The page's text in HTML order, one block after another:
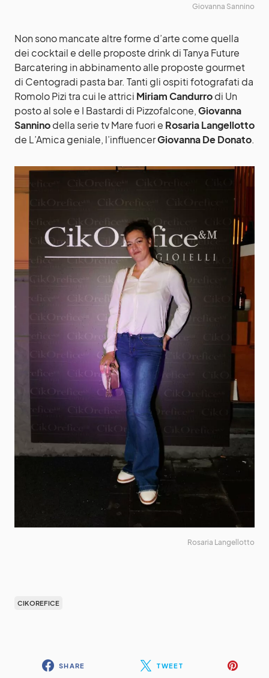
Giovanna Sannino
Non sono mancate altre forme d’arte come quella
dei cocktail e delle proposte drink di Tanya Future
Barcatering in abbinamento alle proposte gourmet
di Centogradi pasta bar. Tanti gli ospiti fotografati da
Romolo Pizi tra cui le attrici Miriam Candurrodi Un
posto al sole e I Bastardi di Pizzofalcone,Giovanna
Sanninodella serie tv Mare fuori e Rosaria Langellotto
de L’Amica geniale, l’influencerGiovanna De Donato.
Rosaria Langellotto
CIKOREFICE
SHARE TWEET